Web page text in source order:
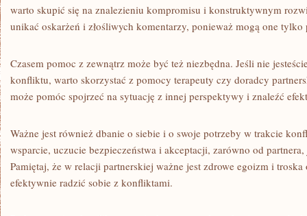
warto skupić się⁤ na znalezieniu kompromisu i konstruktywnym
unikać oskarżeń i​ złośliwych komentarzy, ponieważ ‌mogą one tylko
Czasem pomoc z zewnątrz może być‌ też niezbędna.⁣ Jeśli nie
konfliktu, ⁤warto skorzystać z ‍pomocy‍ terapeuty czy doradcy⁢
może pomóc​ spojrzeć⁤ na sytuację z innej perspektywy i znaleźć
Ważne jest również ⁢dbanie ⁢o siebie⁤ i ‍o ⁣swoje potrzeby⁤ w ⁢trakcie​
wsparcie, uczucie⁣ bezpieczeństwa i akceptacji,‍ zarówno ​od
Pamiętaj,⁣ że w relacji partnerskiej ważne ‌jest zdrowe egoizm i
efektywnie radzić sobie z konfliktami.